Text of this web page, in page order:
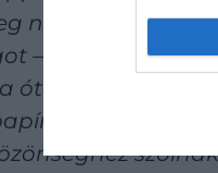
néhány évvel
– Útitárs a
óta írott naplóját
hogy